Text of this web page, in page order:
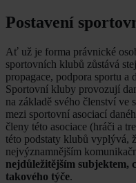
Postavení
Ať už je forma právnické
sportovních klubů zůstává
propagace, podpora sportu a
Sportovní kluby provozují
na základě svého členství ve
mezi sportovní asociací
členy této asociace (hráči a
této podstaty klubů vyplývá,
nejvýznamnějším
nejdůležitějším subjektem,
takového týče.